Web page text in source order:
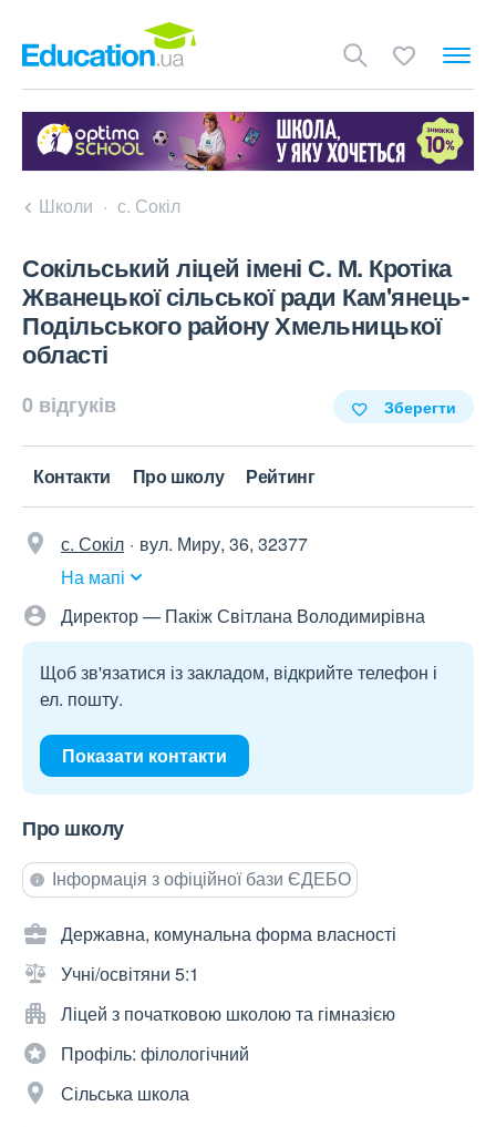
Школи с. Сокіл
Сокільський ліцей імені С. М. Кротіка
Жванецької сільської ради Кам'янець-
Подільського району Хмельницької
області
0 відгуків Зберегти
Контакти Про школу Рейтинг
с. Сокіл
вул. Миру, 36, 32377
На мапі
Директор — Пакіж Світлана Володимирівна
Щоб зв'язатися із закладом, відкрийте телефон і
ел. пошту.
Показати контакти
Про школу
Інформація з офіційної бази ЄДЕБО
Державна, комунальна форма власності
Учні/освітяни 5:1
Ліцей з початковою школою та гімназією
Профіль: філологічний
Сільська школа